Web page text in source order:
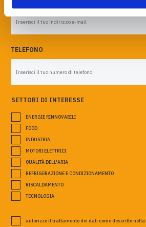
TELEFONO
SETTORI DI INTERESSE
ENERGIE RINNOVABILI
FOOD
INDUSTRIA
MOTORI ELETTRICI
QUALITÀ DELL'ARIA
REFRIGERAZIONE E CONDIZIONAMENTO
RISCALDAMENTO
TECNOLOGIA
autorizzo il trattamento dei dati come descritto nella